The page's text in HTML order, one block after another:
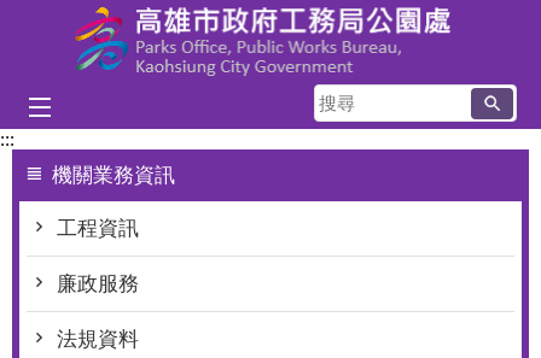
跳到主要內容區塊
搜
尋
:::
機關業務資訊
工程資訊
廉政服務
法規資料